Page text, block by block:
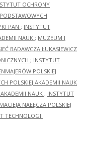
OCHRONY
PAN ; INSTYTUT
NAUK ; MUZEUM I
BADAWCZA ŁUKASIEWICZ
; INSTYTUT
POLSKIEJ
POLSKIEJ AKADEMII NAUK
NAUK ; INSTYTUT
NAŁĘCZA POLSKIEJ
TECHNOLOGII